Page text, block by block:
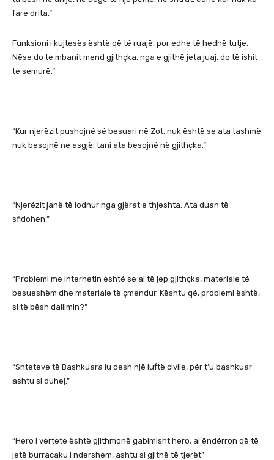
fare drita.”
Funksioni i kujtesës është që të ruajë, por edhe të hedhë tutje.
Nëse do të mbanit mend gjithçka, nga e gjithë jeta juaj, do të ishit
të sëmurë.”
“Kur njerëzit pushojnë së besuari në Zot, nuk është se ata tashmë
nuk besojnë në asgjë: tani ata besojnë në gjithçka.”
“Njerëzit janë të lodhur nga gjërat e thjeshta. Ata duan të
sfidohen.”
“Problemi me internetin është se ai të jep gjithçka, materiale të
besueshëm dhe materiale të çmendur. Kështu që, problemi është,
si të bësh dallimin?”
“Shteteve të Bashkuara iu desh një luftë civile, për t’u bashkuar
ashtu si duhej.”
“Hero i vërtetë është gjithmonë gabimisht hero; ai ëndërron që të
jetë burracaku i ndershëm, ashtu si gjithë të tjerët”